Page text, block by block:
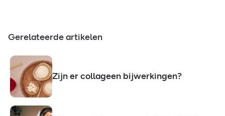
Gerelateerde artikelen
Zijn er collageen bijwerkingen?